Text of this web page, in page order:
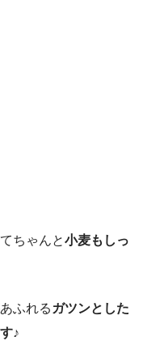
ちゃんと小麦もしっ
あふれるガツンとした
♪